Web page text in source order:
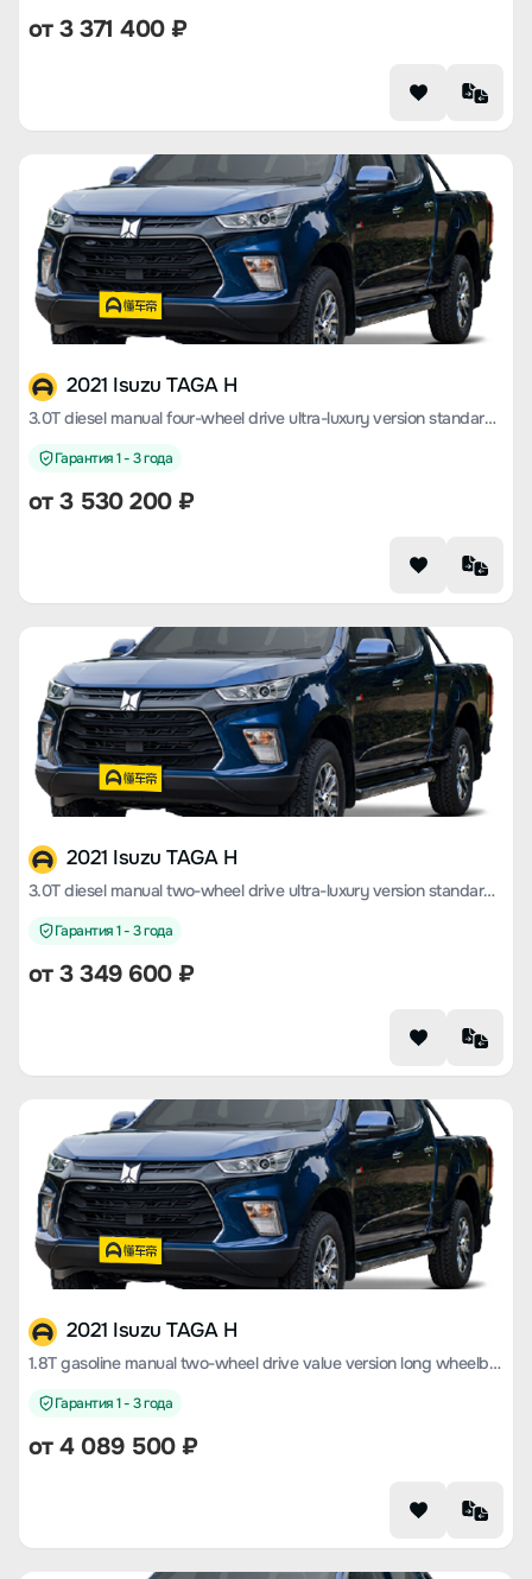
от 3 371 400 ₽
2021 Isuzu TAGA H
3.0T diesel manual four-wheel drive ultra-luxury version standard wheelbase 4KH1CT6H1
Гарантия 1 - 3 года
от 3 530 200 ₽
2021 Isuzu TAGA H
3.0T diesel manual two-wheel drive ultra-luxury version standard wheelbase 4KH1CT6H1
Гарантия 1 - 3 года
от 3 349 600 ₽
2021 Isuzu TAGA H
1.8T gasoline manual two-wheel drive value version long wheelbase CE18
Гарантия 1 - 3 года
от 4 089 500 ₽